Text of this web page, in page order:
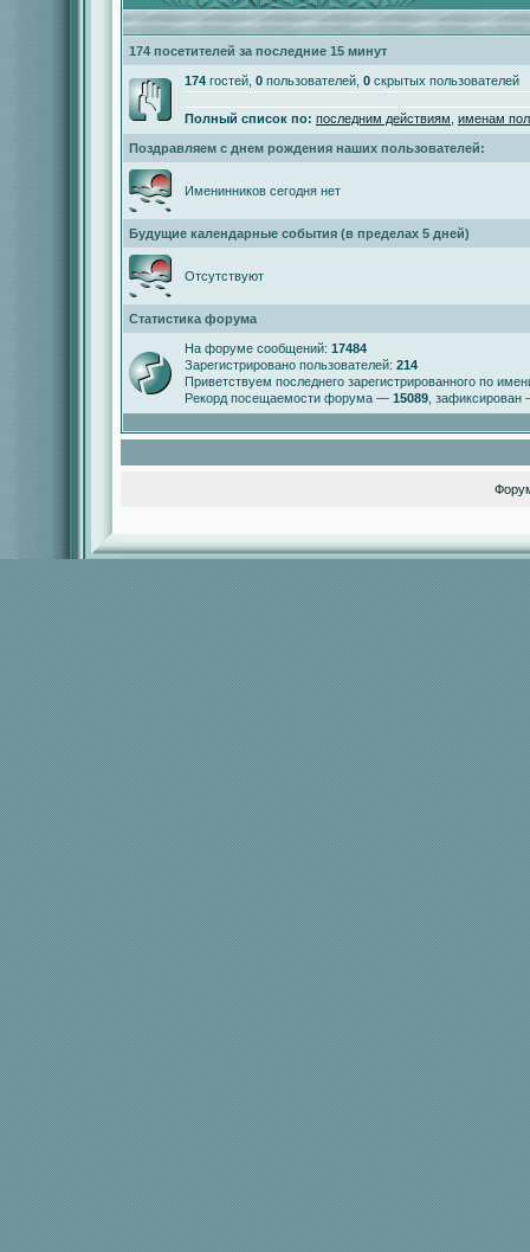
174 посетителей за последние 15 минут
174 гостей, 0 пользователей, 0 скрытых пользователей
Полный список по: последним действиям именам
Поздравляем с днем рождения наших пользователей:
Именинников сегодня нет
Будущие календарные события (в пределах 5 дней)
Отсутствуют
Статистика форума
На форуме сообщений: 17484
Зарегистрировано пользователей: 214
Приветствуем последнего зарегистрированного по
Рекорд посещаемости форума — 15089 ,